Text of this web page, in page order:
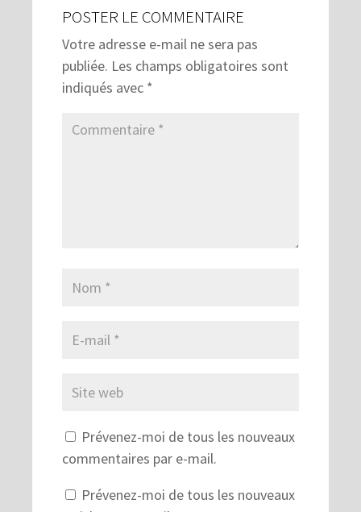
POSTER LE COMMENTAIRE
Votre adresse e-mail ne sera pas
publiée. Les champs obligatoires sont
indiqués avec *
Prévenez-moi de tous les nouveaux
commentaires par e-mail.
Prévenez-moi de tous les nouveaux